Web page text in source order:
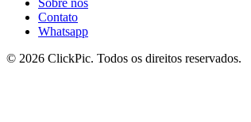
Contato
Whatsapp
© 2026 ClickPic. Todos os direitos reservados.